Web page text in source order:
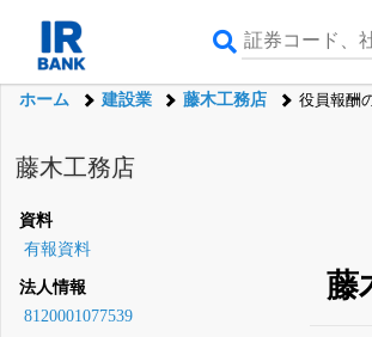
ホーム 建設業 藤木工務店 役員報酬
藤木工務店
資料
有報資料
法人情報
8120001077539
藤